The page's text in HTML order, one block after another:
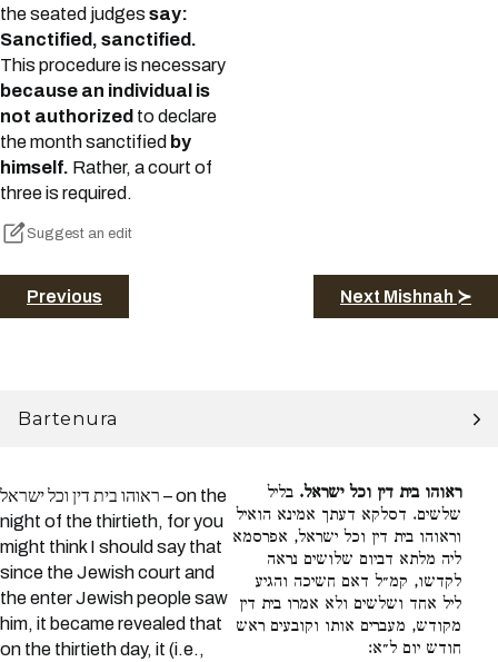
the seated judgessay:
Sanctified, sanctified.
This procedure is necessary
because an individual is
not authorized to declare
the month sanctified by
himself. Rather, a court of
three is required.
Suggest an edit
Previous Next Mishnah ≻
Bartenura
ראוהו בית דין וכל ישראל – on the
night of the thirtieth, for you
might think I should say that
since the Jewish court and
the enter Jewish people saw
him, it became revealed that
on the thirtieth day, it (i.e.,
ראוהו בית דין וכל ישראל. בליל
שלשים. דסלקא דעתך אמינא הואיל
וראוהו בית דין וכל ישראל, אפרסמא
ליה מלתא דביום שלושים נראה
לקדשו, קמ״ל דאם חשיכה והגיע
ליל אחד ושלשים ולא אמרו בית דין
מקודש, מעברים אותו וקובעים ראש
חודש יום ל״א: